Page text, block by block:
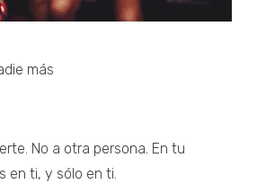
más
No a otra persona. En tu
en ti, y sólo en ti.